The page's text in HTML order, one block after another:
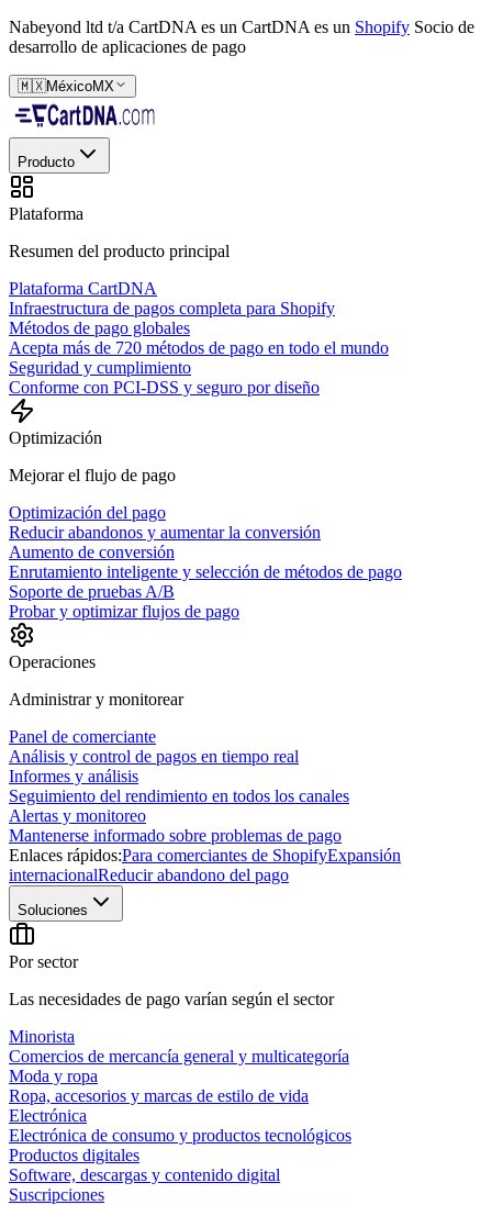
Nabeyond ltd t/a CartDNA es un CartDNA es un Shopify Socio de
desarrollo de aplicaciones de pago
🇲🇽MéxicoMX
Producto
Plataforma
Resumen del producto principal
Plataforma CartDNA
Infraestructura de pagos completa para Shopify
Métodos de pago globales
Acepta más de 720 métodos de pago en todo el mundo
Seguridad y cumplimiento
Conforme con PCI-DSS y seguro por diseño
Optimización
Mejorar el flujo de pago
Optimización del pago
Reducir abandonos y aumentar la conversión
Aumento de conversión
Enrutamiento inteligente y selección de métodos de pago
Soporte de pruebas A/B
Probar y optimizar flujos de pago
Operaciones
Administrar y monitorear
Panel de comerciante
Análisis y control de pagos en tiempo real
Informes y análisis
Seguimiento del rendimiento en todos los canales
Alertas y monitoreo
Mantenerse informado sobre problemas de pago
Enlaces rápidos:Para comerciantes de ShopifyExpansión
internacionalReducir abandono del pago
Soluciones
Por sector
Las necesidades de pago varían según el sector
Minorista
Comercios de mercancía general y multicategoría
Moda y ropa
Ropa, accesorios y marcas de estilo de vida
Electrónica
Electrónica de consumo y productos tecnológicos
Productos digitales
Software, descargas y contenido digital
Suscripciones